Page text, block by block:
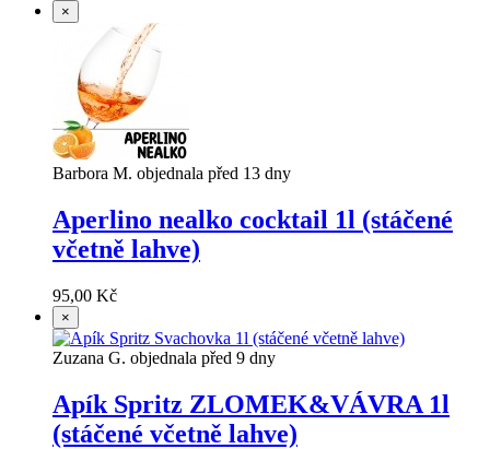
×
Barbora M. objednala před 13 dny
Aperlino nealko cocktail 1l (stáčené
včetně lahve)
95,00 Kč
×
Zuzana G. objednala před 9 dny
Apík Spritz ZLOMEK&VÁVRA 1l
(stáčené včetně lahve)